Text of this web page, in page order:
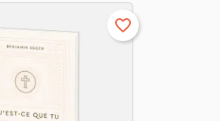
favorite_border